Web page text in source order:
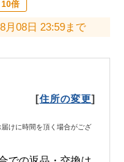
倍
月08日 23:59まで
[住所の変更]
けに時間を頂く場合がござ